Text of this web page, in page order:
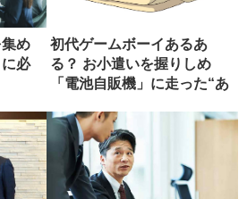
集め
必
初代ゲームボーイあるあ
る？ お小遣いを握りしめ
「電池自販機」に走った“あ